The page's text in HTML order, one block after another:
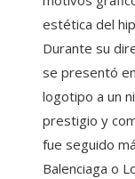
estética del
Durante su
se presentó
logotipo a un
prestigio y
fue seguido
Balenciaga o